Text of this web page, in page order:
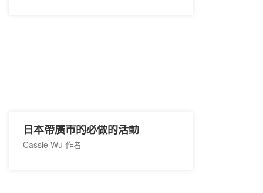
日本帶廣市的必做的活動
Cassie Wu 作者